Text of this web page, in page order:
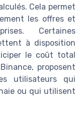
Cela permet
les offres et
Certaines
à disposition
le coût total
proposent
utilisateurs qui
ou qui utilisent